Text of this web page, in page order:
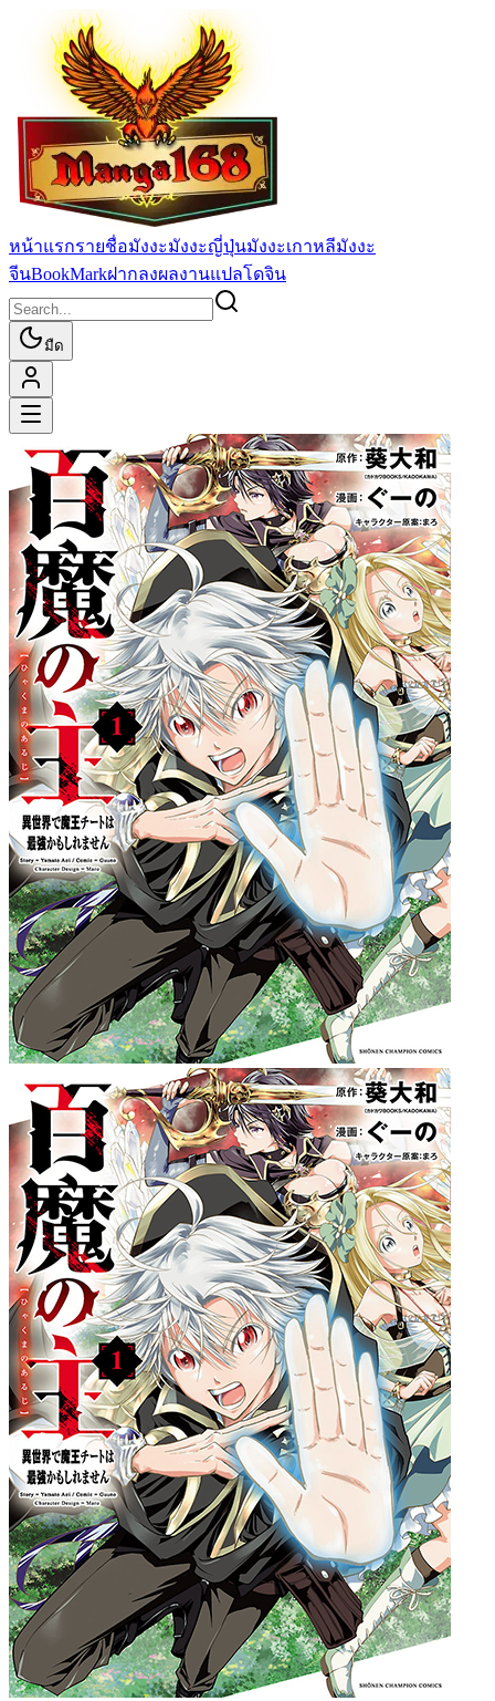
หน้าแรกรายชื่อมังงะมังงะญี่ปุ่นมังงะเกาหลีมังงะ
จีนBookMarkฝากลงผลงานแปลโดจิน
มืด